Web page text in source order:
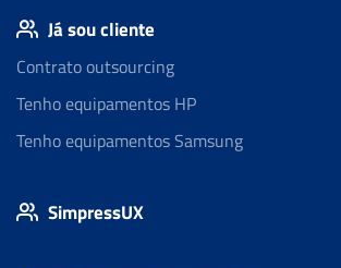
Já sou cliente
Contrato outsourcing
Tenho equipamentos HP
Tenho equipamentos Samsung
SimpressUX